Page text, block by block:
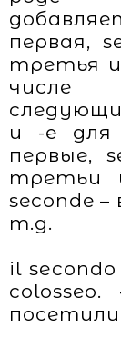
первая,
третья
числе
и -e для
первые,
третьи
seconde
т.д.
il
посетили